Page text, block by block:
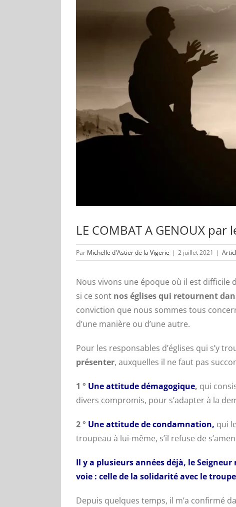
LE COMBAT A GENOUX
Par Michelle d'Astier de la Vigerie | 2 juillet 2021 |
Nous vivons une époque où il est difficile
si ce sont nos églises qui retournent
conviction que nous sommes tous
d’une manière ou d’une autre.
Pour les responsables d’églises qui s’y
présenter, auxquelles il ne faut pas
1 ° Une attitude démagogique, qui
divers compromis, pour s’adapter à la
2 ° Une attitude de condamnation, qui
troupeau à lui-même, s’il refuse de
Il y a plusieurs années déjà, le
voie : celle de la solidarité avec le
Depuis quelques temps, il m’a confirmé